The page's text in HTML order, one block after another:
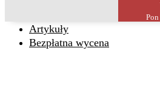
Artykuły
Bezpłatna wycena